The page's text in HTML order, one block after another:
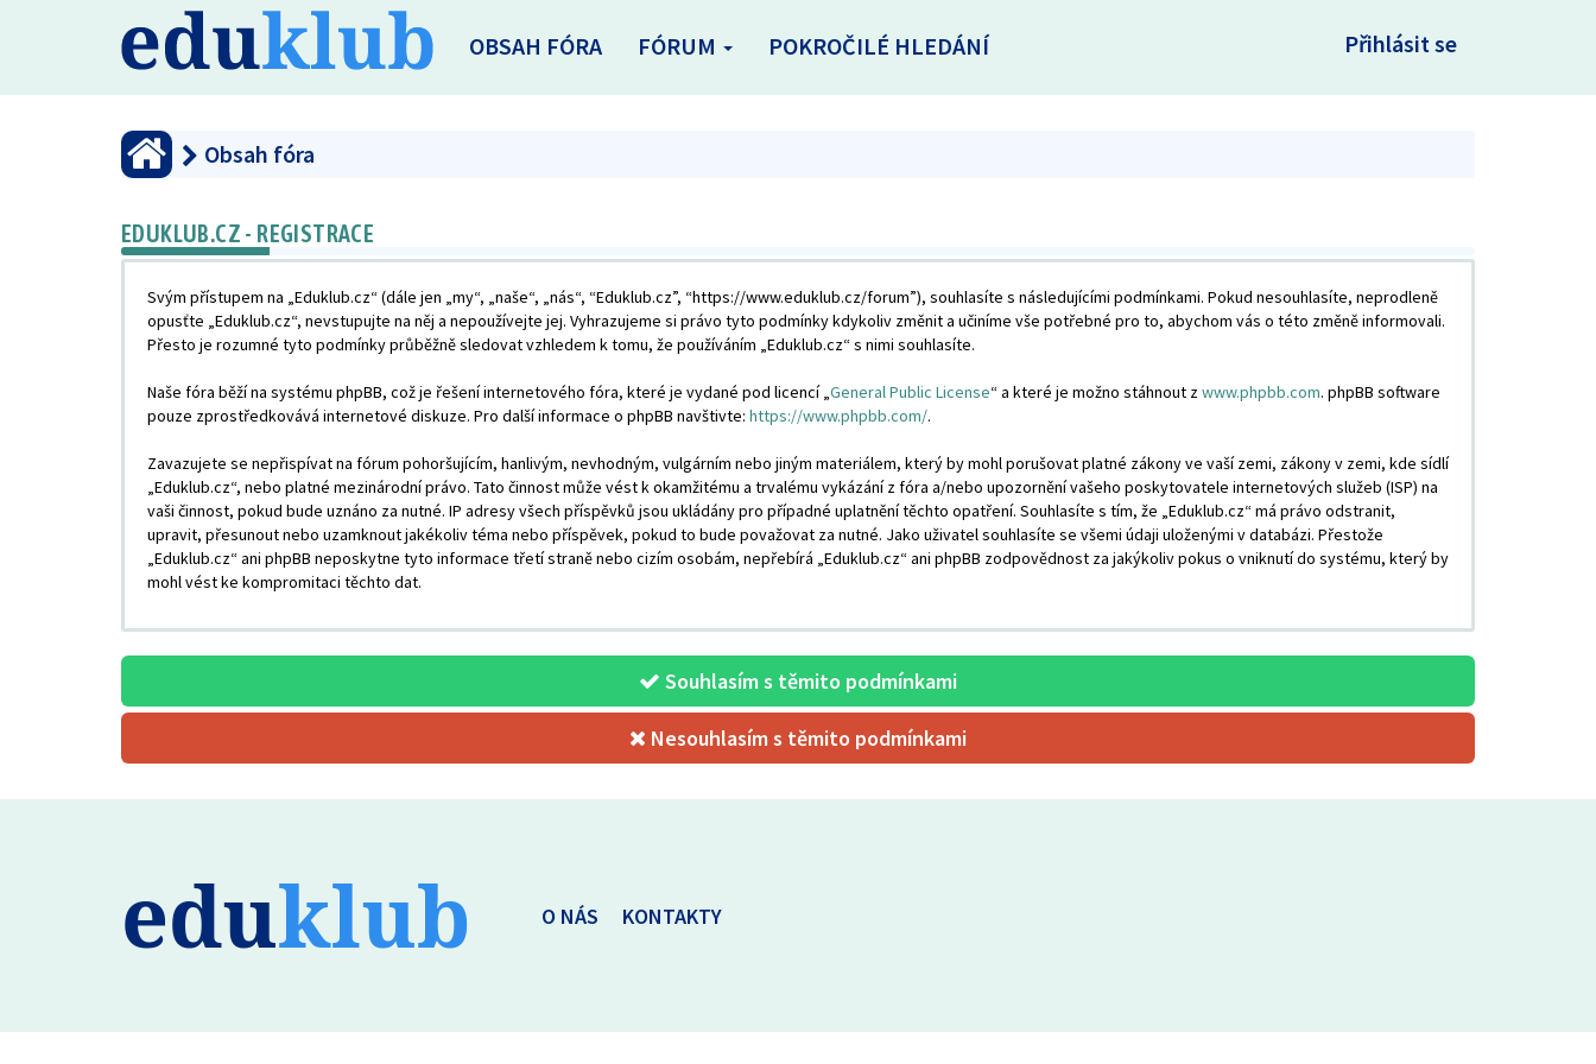
OBSAH FÓRA FÓRUM POKROČILÉ HLEDÁNÍ Přihlásit se
Obsah fóra
EDUKLUB.CZ - REGISTRACE
Svým přístupem na „Eduklub.cz“ (dále jen „my“, „naše“, „nás“, “Eduklub.cz”, “https://www.eduklub.cz/forum”), souhlasíte s následujícími podmínkami. Pokud nesouhlasíte, neprodleně
opusťte „Eduklub.cz“, nevstupujte na něj a nepoužívejte jej. Vyhrazujeme si právo tyto podmínky kdykoliv změnit a učiníme vše potřebné pro to, abychom vás o této změně informovali.
Přesto je rozumné tyto podmínky průběžně sledovat vzhledem k tomu, že používáním „Eduklub.cz“ s nimi souhlasíte.
Naše fóra běží na systému phpBB, což je řešení internetového fóra, které je vydané pod licencí „General Public License“ a které je možno stáhnout zwww.phpbb.com. phpBB software
pouze zprostředkovává internetové diskuze. Pro další informace o phpBB navštivte: https://www.phpbb.com/.
Zavazujete se nepřispívat na fórum pohoršujícím, hanlivým, nevhodným, vulgárním nebo jiným materiálem, který by mohl porušovat platné zákony ve vaší zemi, zákony v zemi, kde sídlí
„Eduklub.cz“, nebo platné mezinárodní právo. Tato činnost může vést k okamžitému a trvalému vykázání z fóra a/nebo upozornění vašeho poskytovatele internetových služeb (ISP) na
vaši činnost, pokud bude uznáno za nutné. IP adresy všech příspěvků jsou ukládány pro případné uplatnění těchto opatření. Souhlasíte s tím, že „Eduklub.cz“ má právo odstranit,
upravit, přesunout nebo uzamknout jakékoliv téma nebo příspěvek, pokud to bude považovat za nutné. Jako uživatel souhlasíte se všemi údaji uloženými v databázi. Přestože
„Eduklub.cz“ ani phpBB neposkytne tyto informace třetí straně nebo cizím osobám, nepřebírá „Eduklub.cz“ ani phpBB zodpovědnost za jakýkoliv pokus o vniknutí do systému, který by
mohl vést ke kompromitaci těchto dat.
Souhlasím s těmito podmínkami
Nesouhlasím s těmito podmínkami
eduklub O NÁS KONTAKTY